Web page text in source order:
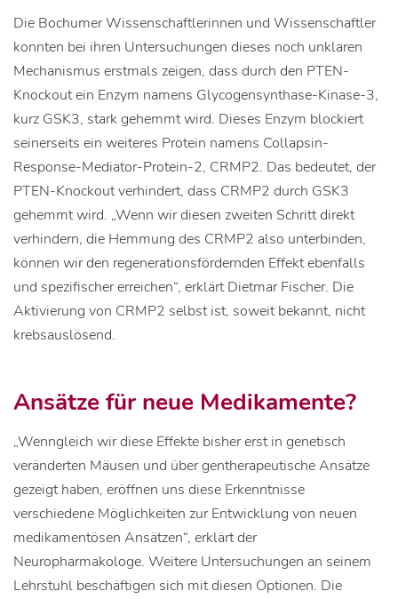
Die Bochumer Wissenschaftlerinnen und Wissenschaftler
konnten bei ihren Untersuchungen dieses noch unklaren
Mechanismus erstmals zeigen, dass durch den PTEN-
Knockout ein Enzym namens Glycogensynthase-Kinase-3,
kurz GSK3, stark gehemmt wird. Dieses Enzym blockiert
seinerseits ein weiteres Protein namens Collapsin-
Response-Mediator-Protein-2, CRMP2. Das bedeutet, der
PTEN-Knockout verhindert, dass CRMP2 durch GSK3
gehemmt wird. „Wenn wir diesen zweiten Schritt direkt
verhindern, die Hemmung des CRMP2 also unterbinden,
können wir den regenerationsfördernden Effekt ebenfalls
und spezifischer erreichen“, erklärt Dietmar Fischer. Die
Aktivierung von CRMP2 selbst ist, soweit bekannt, nicht
krebsauslösend.
Ansätze für neue Medikamente?
„Wenngleich wir diese Effekte bisher erst in genetisch
veränderten Mäusen und über gentherapeutische Ansätze
gezeigt haben, eröffnen uns diese Erkenntnisse
verschiedene Möglichkeiten zur Entwicklung von neuen
medikamentösen Ansätzen“, erklärt der
Neuropharmakologe. Weitere Untersuchungen an seinem
Lehrstuhl beschäftigen sich mit diesen Optionen. Die